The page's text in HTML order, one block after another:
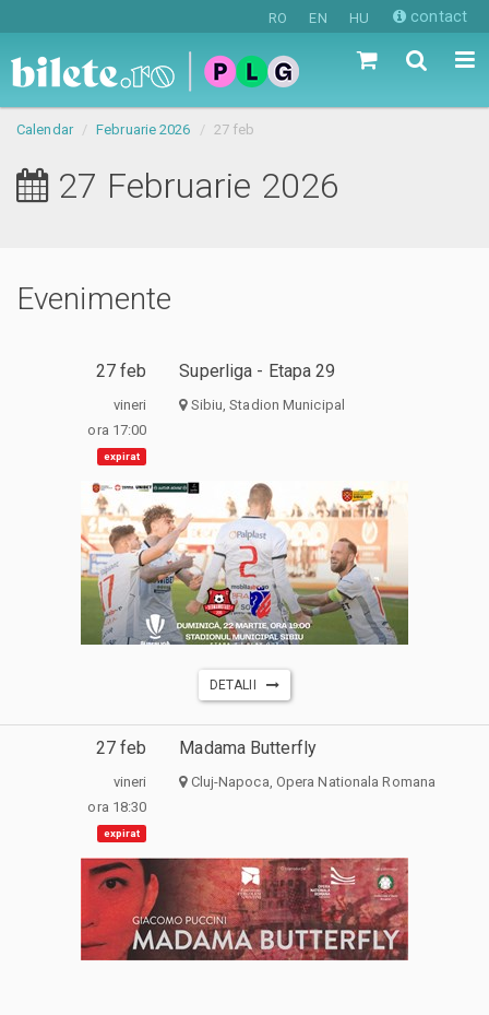
RO EN HU contact
Calendar Februarie 2026 27 feb
27 Februarie 2026
Evenimente
27 feb
vineri
ora 17:00
expirat
Superliga - Etapa 29
Sibiu, Stadion Municipal
DETALII
27 feb
vineri
ora 18:30
expirat
Madama Butterfly
Cluj-Napoca, Opera Nationala Romana